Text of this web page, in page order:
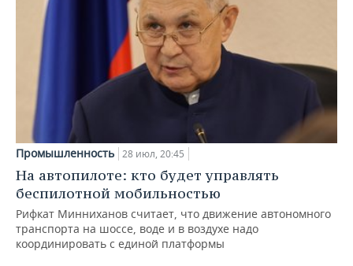
Промышленность 28 июл, 20:45
На автопилоте: кто будет управлять
беспилотной мобильностью
Рифкат Минниханов считает, что движение автономного
транспорта на шоссе, воде и в воздухе надо
координировать с единой платформы